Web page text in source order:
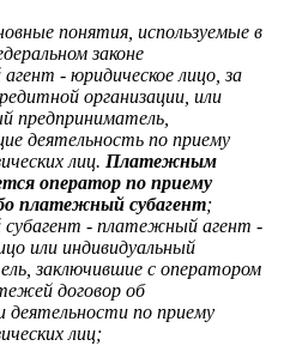
понятия, используемые в
законе
- юридическое лицо, за
организации, или
предприниматель,
деятельность по приему
лиц. Платежным
оператор по приему
платежный субагент;
- платежный агент -
или индивидуальный
заключившие с оператором
договор об
деятельности по приему
лиц;